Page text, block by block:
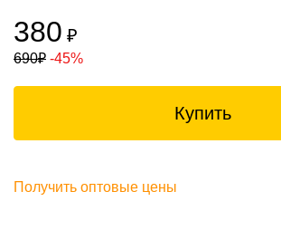
380 ₽
690₽ -45%
Купить
Получить оптовые цены